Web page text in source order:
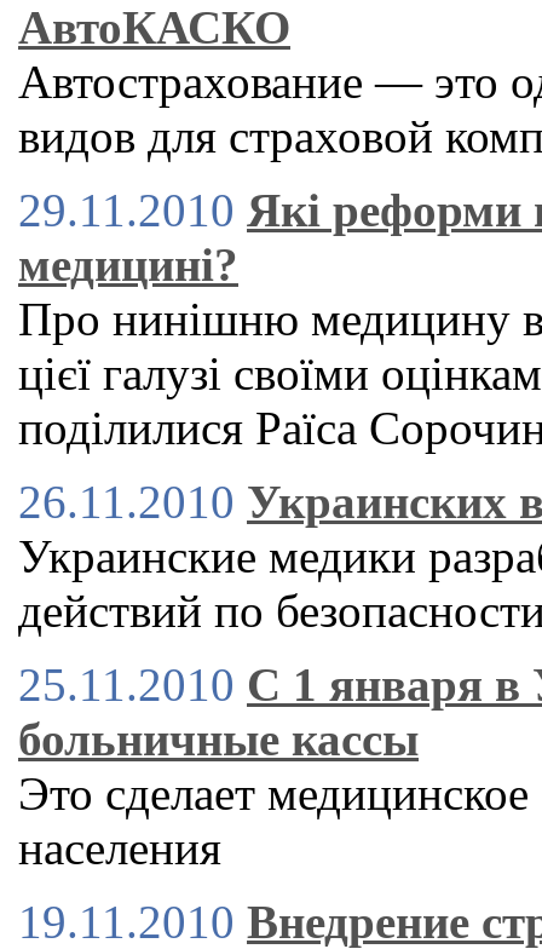
АвтоКАСКО
Автострахование — это
видов для страховой
29.11.2010 Які реформи
медицині?
Про нинішню медицину в
цієї галузі своїми
поділилися Раїса
26.11.2010 Украинских
Украинские медики
действий по
25.11.2010 С 1 января в
больничные кассы
Это сделает
населения
19.11.2010 Внедрение